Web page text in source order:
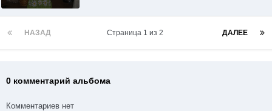
сестре
НАЗАД ДАЛЕЕ
Страница 1 из 2
0 комментарий альбома
Комментариев нет